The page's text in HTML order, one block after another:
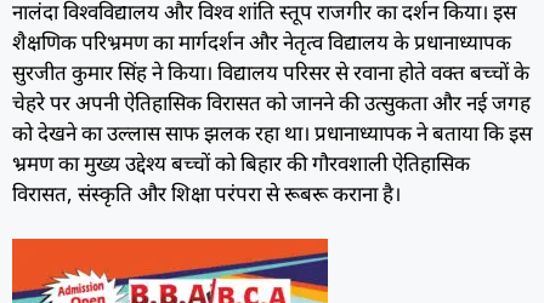
नालंदा विश्वविद्यालय और विश्व शांति स्तूप राजगीर का दर्शन किया। इस
शैक्षणिक परिभ्रमण का मार्गदर्शन और नेतृत्व विद्यालय के प्रधानाध्यापक
सुरजीत कुमार सिंह ने किया। विद्यालय परिसर से रवाना होते वक्त बच्चों के
चेहरे पर अपनी ऐतिहासिक विरासत को जानने की उत्सुकता और नई जगह
को देखने का उल्लास साफ झलक रहा था। प्रधानाध्यापक ने बताया कि इस
भ्रमण का मुख्य उद्देश्य बच्चों को बिहार की गौरवशाली ऐतिहासिक
विरासत, संस्कृति और शिक्षा परंपरा से रूबरू कराना है।